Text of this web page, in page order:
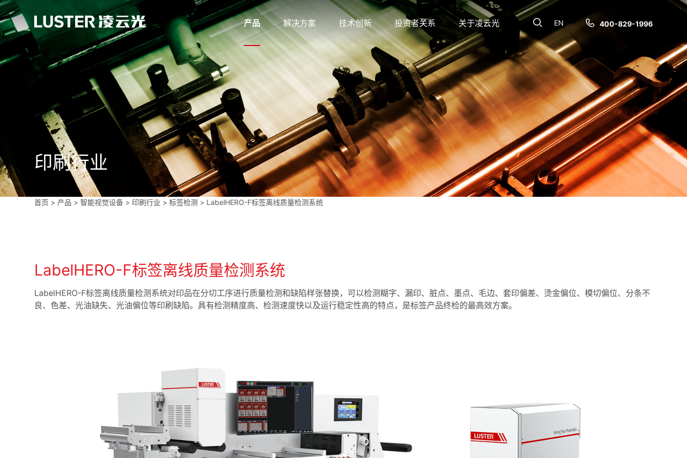
400-829-1996
EN
产品 解决方案 技术创新 投资者关系 关于凌云光
印刷行业
首页 > 产品 >智能视觉设备 > 印刷行业 >标签检测 > LabelHERO-F标签离线质量检测系统
LabelHERO-F标签离线质量检测系统
LabelHERO-F标签离线质量检测系统对印品在分切工序进行质量检测和缺陷样张替换，可以检测糊字、漏印、脏点、墨点、毛边、套印偏差、烫金偏位、模切偏位、分条不
良、色差、光油缺失、光油偏位等印刷缺陷。具有检测精度高、检测速度快以及运行稳定性高的特点，是标签产品终检的最高效方案。